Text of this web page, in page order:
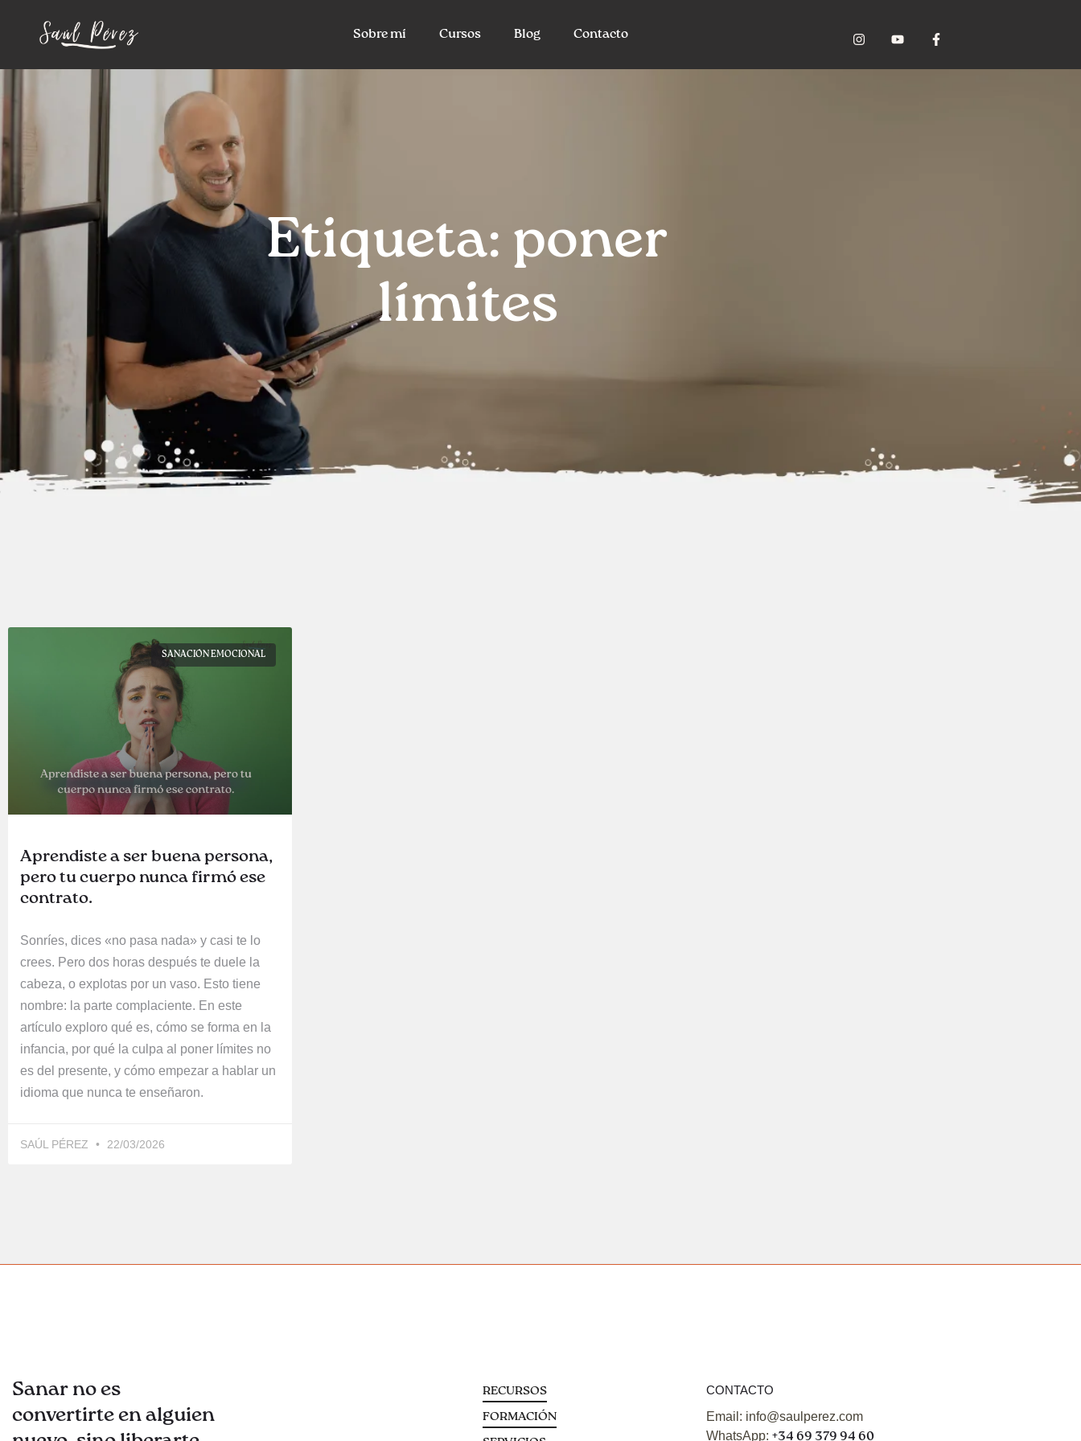
Sobre mí Cursos Blog Contacto
Etiqueta: poner
límites
SANACIÓN EMOCIONAL
Aprendiste a ser buena persona,
pero tu cuerpo nunca firmó ese
contrato.
Sonríes, dices «no pasa nada» y casi te lo
crees. Pero dos horas después te duele la
cabeza, o explotas por un vaso. Esto tiene
nombre: la parte complaciente. En este
artículo exploro qué es, cómo se forma en la
infancia, por qué la culpa al poner límites no
es del presente, y cómo empezar a hablar un
idioma que nunca te enseñaron.
SAÚL PÉREZ 22/03/2026
Sanar no es
convertirte en alguien
RECURSOS
FORMACIÓN
CONTACTO
Email: info@saulperez.com
WhatsApp: +34 69 379 94 60